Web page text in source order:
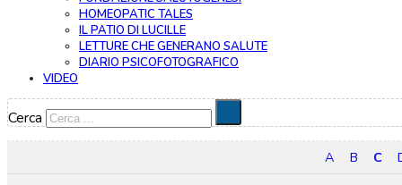
HOMEOPATIC TALES
IL PATIO DI LUCILLE
LETTURE CHE GENERANO SALUTE
DIARIO PSICOFOTOGRAFICO
VIDEO
Cerca
A B C